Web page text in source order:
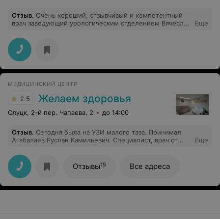
Отзыв. Очень хороший, отзывчивый и компетентный
врач заведующий урологическим отделением Вячеслав
которых он лечит. Все сотрудники доброжелательные,
внимательные.
Еще
МЕДИЦИНСКИЙ ЦЕНТР
2.5 Желаем здоровья
Слуцк, 2-й пер. Чапаева, 2 до 14:00
Отзыв. Сегодня была на УЗИ малого таза. Принимал
Агабалаев Руслан Камильевич. Специалист, врач от
Еще
Отзывы15 Все адреса